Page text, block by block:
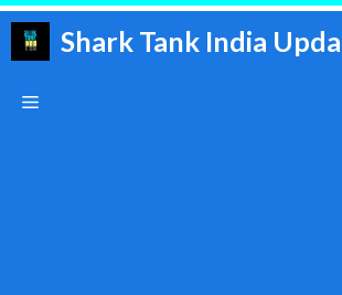
Skip
Shark Tank India
Menu